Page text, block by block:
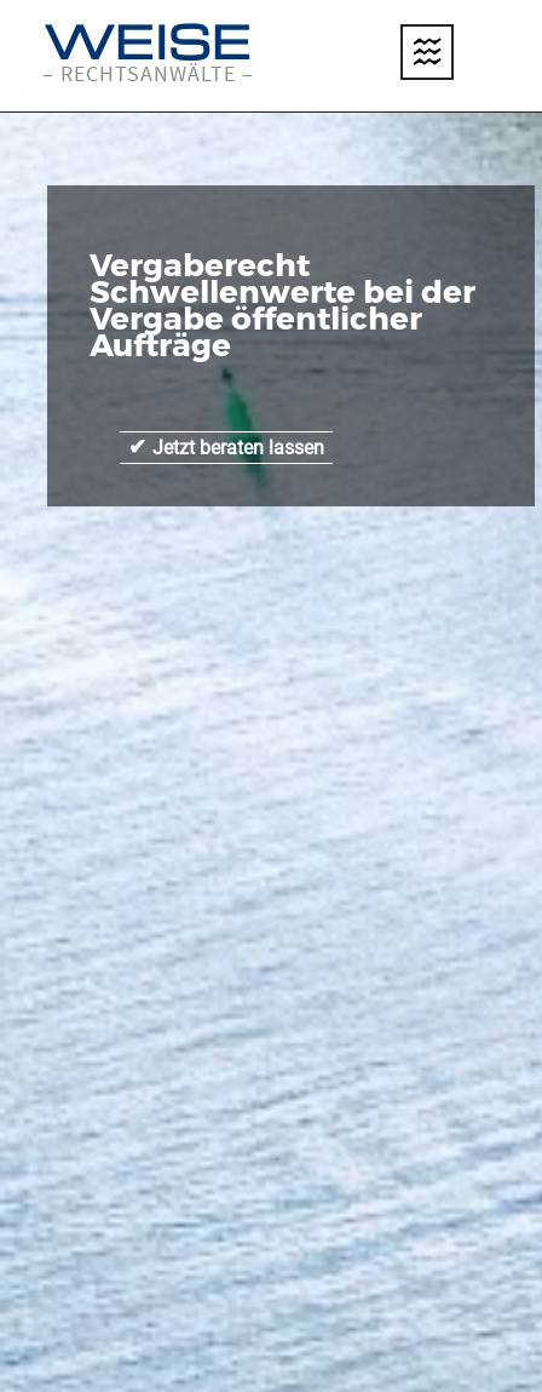
WEISE
– RECHTSANWÄLTE –
Vergaberecht
Schwellenwerte bei der
Vergabe öffentlicher
Aufträge
✔ Jetzt beraten lassen